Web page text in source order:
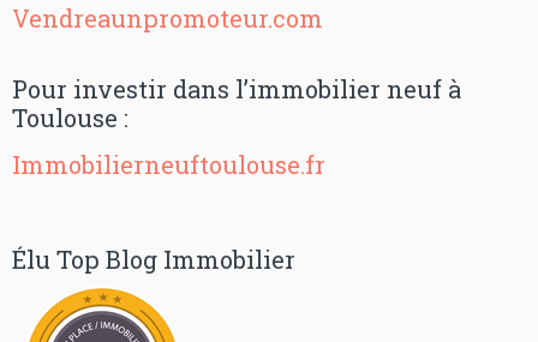
Vendreaunpromoteur.com
Pour investir dans l’immobilier neuf à
Toulouse :
Immobilierneuftoulouse.fr
Élu Top Blog Immobilier